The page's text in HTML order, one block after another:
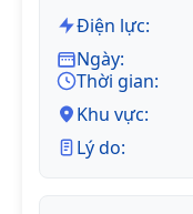
Điện lực:
Ngày:
Thời gian:
Khu vực:
Lý do: